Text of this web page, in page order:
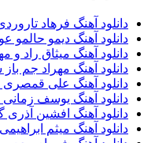
دانلود آهنگ فرهاد
دانلود آهنگ دیمو
دانلود آهنگ میثاق راد
دانلود آهنگ مهراد جم
دانلود آهنگ علی
دانلود آهنگ یوسف
دانلود آهنگ افشین آذری
دانلود آهنگ میثم